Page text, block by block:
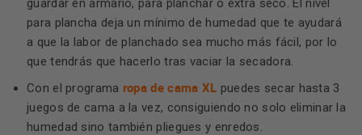
guardar en armario, para planchar o extra seco. El nivel
para plancha deja un mínimo de humedad que te ayudará
a que la labor de planchado sea mucho más fácil, por lo
que tendrás que hacerlo tras vaciar la secadora.
Con el programa ropa de cama XL puedes secar hasta 3
juegos de cama a la vez, consiguiendo no solo eliminar la
humedad sino también pliegues y enredos.